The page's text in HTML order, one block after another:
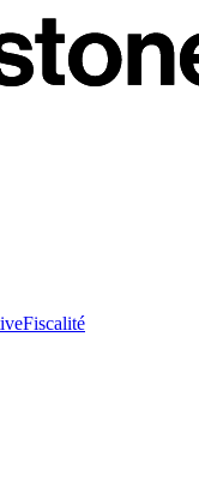
Fiscalité